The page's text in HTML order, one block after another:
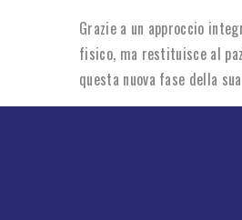
Grazie a un approccio
fisico, ma restituisce al
questa nuova fase della